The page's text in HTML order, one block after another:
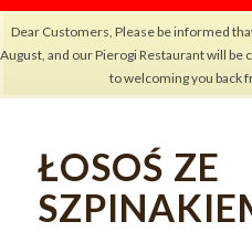
Dear Customers, Please be informed
August, and our Pierogi Restaurant will
to welcoming you back
ŁOSOŚ ZE